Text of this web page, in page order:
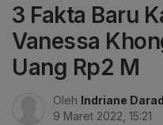
3 Fakta Baru
Vanessa
Uang Rp2 M
Oleh Indriane
9 Maret 2022, 15:21